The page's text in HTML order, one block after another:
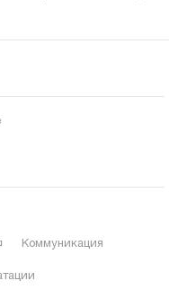
Коммуникация